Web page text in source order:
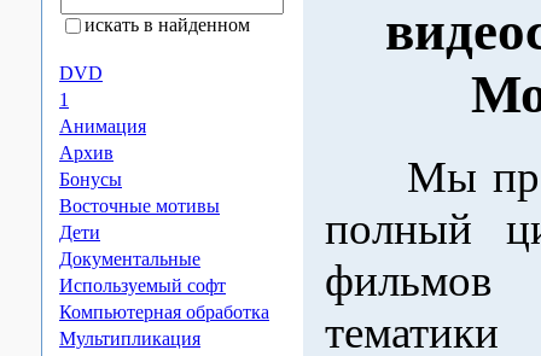
искать в найденном
DVD
1
Анимация
Архив
Бонусы
Восточные мотивы
Дети
Документальные
Используемый софт
Компьютерная обработка
Мультипликация
Мы
полный